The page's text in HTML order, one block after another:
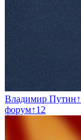
Владимир Путин↑
форум↑12